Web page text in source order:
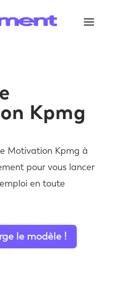
Kpmg
Motivation Kpmg à
pour vous lancer
en toute
le modèle !